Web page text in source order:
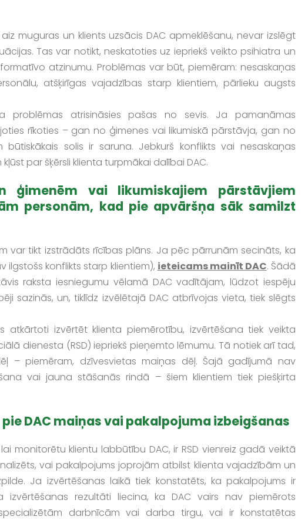
muguras un klients uzsācis DAC apmeklēšanu, nevar izslēgt
Tas var notikt, neskatoties uz iepriekš veikto psihiatra un
atzinumu. Problēmas var būt, piemēram: nesaskaņas
atšķirīgas vajadzības starp klientiem, pārlieku augsts
problēmas atrisināsies pašas no sevis. Ja pamanāmas
rīkoties – gan no ģimenes vai likumiskā pārstāvja, gan no
solis ir saruna. Jebkurš konflikts vai nesaskaņas
par šķērsli klienta turpmākai dalībai DAC.
ģimenēm vai likumiskajiem pārstāvjiem
personām, kad pie apvāršņa sāk samilzt
var tikt izstrādāts rīcības plāns. Ja pēc pārrunām secināts, ka
konflikts starp klientiem), ieteicams mainīt DAC. Šādā
raksta iesniegumu vēlamā DAC vadītājam, lūdzot iespēju
sazinās, un, tiklīdz izvēlētajā DAC atbrīvojas vieta, tiek slēgts
atkārtoti izvērtēt klienta piemērotību, izvērtēšana tiek veikta
dienesta (RSD) iepriekš pieņemto lēmumu. Tā notiek arī tad,
– piemēram, dzīvesvietas maiņas dēļ. Šajā gadījumā nav
vai jauna stāšanās rindā – šiem klientiem tiek piešķirta
DAC maiņas vai pakalpojuma izbeigšanas
monitorētu klientu labbūtību DAC, ir RSD vienreiz gadā veiktā
vai pakalpojums joprojām atbilst klienta vajadzībām un
Ja izvērtēšanas laikā tiek konstatēts, ka pakalpojums ir
rezultāti liecina, ka DAC vairs nav piemērots
darbnīcām vai darba tirgu, vai ir konstatētas